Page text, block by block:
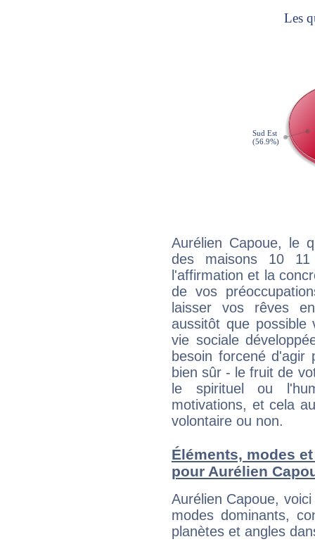
Aurélien Capoue, le
des maisons 10
l'affirmation et la
de vos
laisser vos rêves
aussitôt que
vie sociale
besoin forcené
bien sûr - le fruit de
le spirituel ou
motivations, et cela
volontaire ou non.
Éléments, modes
pour Aurélien
Aurélien Capoue,
modes dominants,
planètes et angles